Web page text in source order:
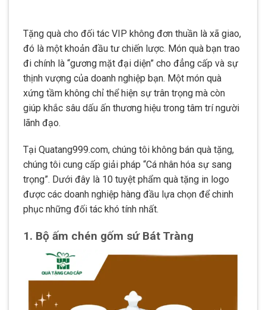
Tặng quà cho đối tác VIP không đơn thuần là xã giao,
đó là một khoản đầu tư chiến lược. Món quà bạn trao
đi chính là “gương mặt đại diện” cho đẳng cấp và sự
thịnh vượng của doanh nghiệp bạn. Một món quà
xứng tầm không chỉ thể hiện sự trân trọng mà còn
giúp khắc sâu dấu ấn thương hiệu trong tâm trí người
lãnh đạo.
Tại Quatang999.com, chúng tôi không bán quà tặng,
chúng tôi cung cấp giải pháp “Cá nhân hóa sự sang
trọng”. Dưới đây là 10 tuyệt phẩm quà tặng in logo
được các doanh nghiệp hàng đầu lựa chọn để chinh
phục những đối tác khó tính nhất.
1. Bộ ấm chén gốm sứ Bát Tràng